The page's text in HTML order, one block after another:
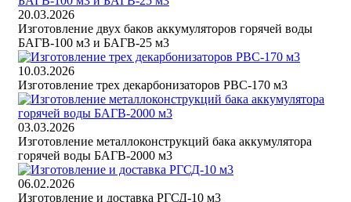
20.03.2026
Изготовление двух баков аккумуляторов горячей воды
БАГВ-100 м3 и БАГВ-25 м3
10.03.2026
Изготовление трех декарбонизаторов РВС-170 м3
03.03.2026
Изготовление металлоконструкций бака аккумулятора
горячей воды БАГВ-2000 м3
06.02.2026
Изготовление и доставка РГСД-10 м3